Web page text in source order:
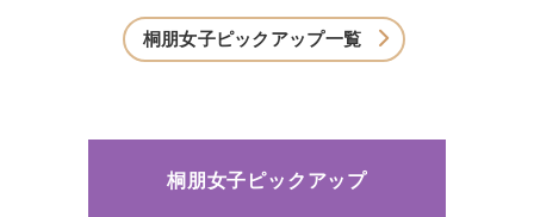
桐朋女子ピックアップ一覧
桐朋女子ピックアップ